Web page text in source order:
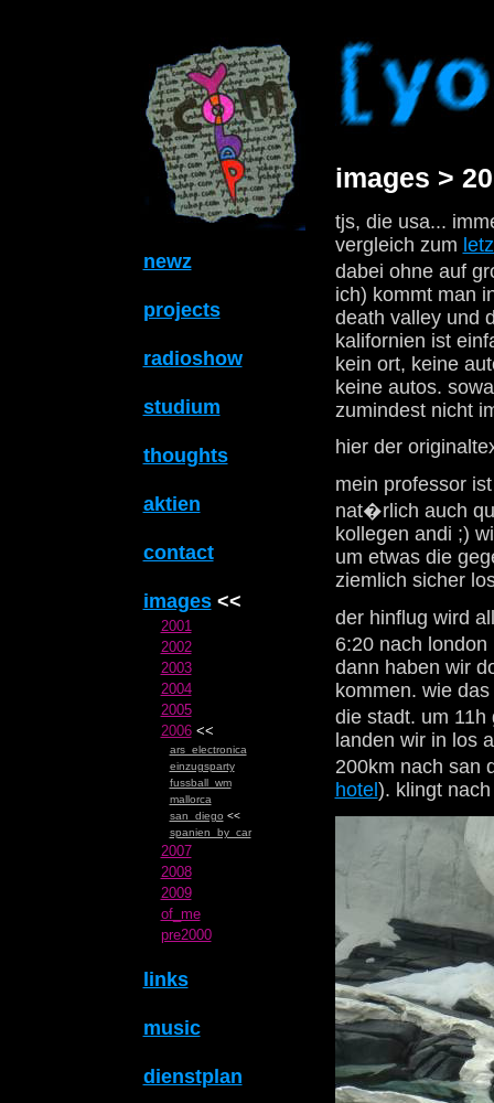
newz
projects
radioshow
studium
thoughts
aktien
contact
images<<
2001
2002
2003
2004
2005
2006<<
ars_electronica
einzugsparty
fussball_wm
mallorca
san_diego <<
spanien_by_car
2007
2008
2009
of_me
pre2000
links
music
dienstplan
images >
tjs, die usa...
vergleich zum
dabei ohne auf
ich) kommt man
death valley und
kalifornien ist
kein ort, keine
keine autos.
zumindest nicht
hier der
mein professor
nat�rlich auch
kollegen andi ;)
um etwas die
ziemlich sicher
der hinflug wird
6:20 nach
dann haben wir
kommen. wie
die stadt. um
landen wir in los
200km nach san
hotel). klingt